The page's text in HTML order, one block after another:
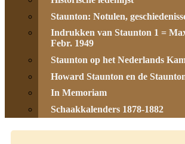
Staunton: Notulen,
Indrukken van Staunton 1 =
Febr. 1949
Staunton op het Nederlands
Howard Staunton en de
In Memoriam
Schaakkalenders 1878-1882